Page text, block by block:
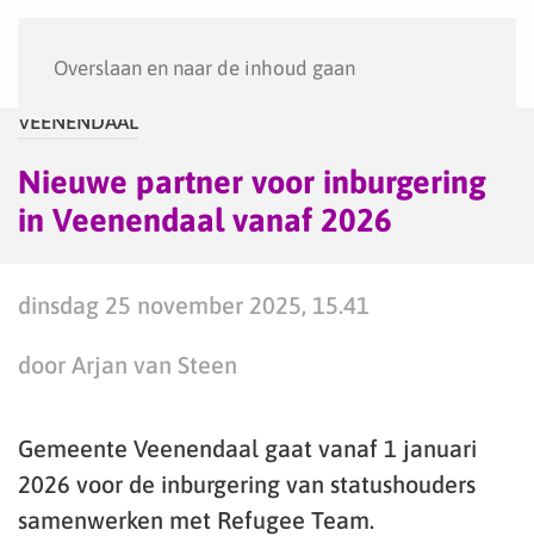
Overslaan en naar de inhoud gaan
VEENENDAAL
Nieuwe partner voor inburgering
in Veenendaal vanaf 2026
dinsdag 25 november 2025, 15.41
door Arjan van Steen
Gemeente Veenendaal gaat vanaf 1 januari
2026 voor de inburgering van statushouders
samenwerken met Refugee Team.